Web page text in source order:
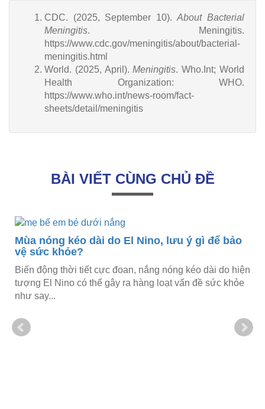
CDC. (2025, September 10).About Bacterial
Meningitis. Meningitis.
https://www.cdc.gov/meningitis/about/bacterial-
meningitis.html
World. (2025, April).Meningitis. Who.Int; World
Health Organization: WHO.
https://www.who.int/news-room/fact-
sheets/detail/meningitis
BÀI VIẾT CÙNG CHỦ ĐỀ
Mùa nóng kéo dài do El Nino, lưu ý gì để bảo
vệ sức khỏe?
Biến động thời tiết cực đoan, nắng nóng kéo dài do hiện
tượng El Nino có thể gây ra hàng loạt vấn đề sức khỏe
như say...